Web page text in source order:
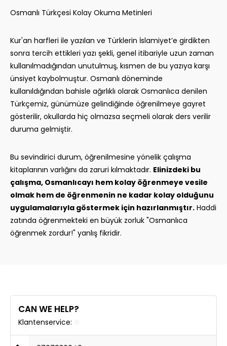
Osmanlı Türkçesi Kolay Okuma Metinleri
Kur'an harfleri ile yazılan ve Türklerin İslamiyet’e girdikten
sonra tercih ettikleri yazı şekli, genel itibariyle uzun zaman
kullanılmadığından unutulmuş, kısmen de bu yazıya karşı
ünsiyet kaybolmuştur. Osmanlı döneminde
kullanıldığından bahisle ağırlıklı olarak Osmanlıca denilen
Türkçemiz, günümüze gelindiğinde öğrenilmeye gayret
gösterilir, okullarda hiç olmazsa seçmeli olarak ders verilir
duruma gelmiştir.
Bu sevindirici durum, öğrenilmesine yönelik çalışma
kitaplarının varlığını da zaruri kılmaktadır. Elinizdeki bu
çalışma, Osmanlıcayı hem kolay öğrenmeye vesile
olmak hem de öğrenmenin ne kadar kolay olduğunu
uygulamalarıyla göstermek için hazırlanmıştır. Haddi
zatında öğrenmekteki en büyük zorluk "Osmanlıca
öğrenmek zordur!" yanlış fikridir.
CAN WE HELP?
Klantenservice: